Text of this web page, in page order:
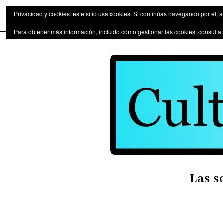
Las series de televisión como
Las
Privacidad y cookies: este sitio usa cookies. Si continúas navegando por él,
Para obtener más información, incluido cómo gestionar las cookies, consulta: